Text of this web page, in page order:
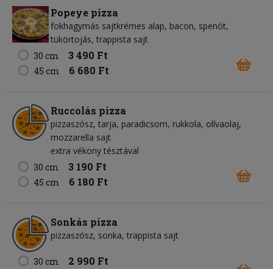
Popeye pizza
fokhagymás sajtkrémes alap, bacon, spenót,
tükörtojás, trappista sajt
30 cm
3 490 Ft
45 cm 6 680 Ft
Ruccolás pizza
pizzaszósz, tarja, paradicsom, rukkola, olívaolaj,
mozzarella sajt
extra vékony tésztával
30 cm
3 190 Ft
45 cm 6 180 Ft
Sonkás pizza
pizzaszósz, sonka, trappista sajt
30 cm 2 990 Ft